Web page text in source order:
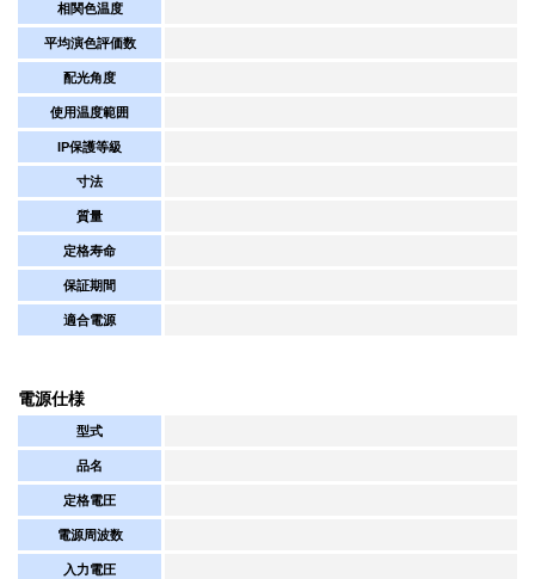
相関色温度
平均演色評価数
配光角度
使用温度範囲
IP保護等級
寸法
質量
定格寿命
保証期間
適合電源
電源仕様
型式
品名
定格電圧
電源周波数
入力電圧